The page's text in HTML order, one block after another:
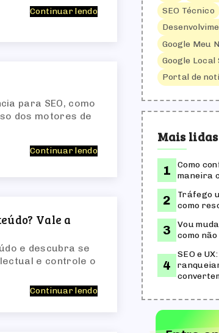
Continuar lendo
para SEO, como
dos motores de
Continuar lendo
Vale a
e descubra se
e controle o
Continuar lendo
SEO Técnico
Google Meu
Google Local
Portal de
Mais
Como
maneira
Tráfego
como
Vou
como
SEO e